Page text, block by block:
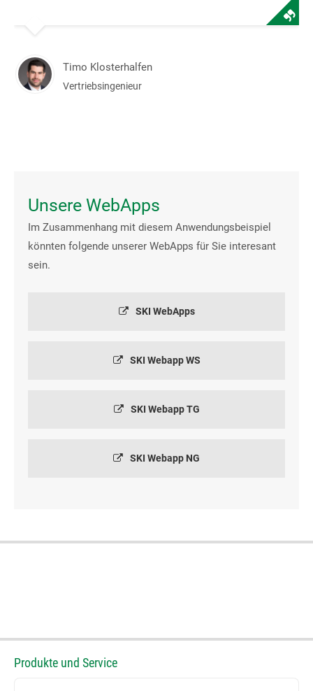
Timo Klosterhalfen
Vertriebsingenieur
Unsere WebApps
Im Zusammenhang mit diesem Anwendungsbeispiel
könnten folgende unserer WebApps für Sie interesant
sein.
SKI WebApps
SKI Webapp WS
SKI Webapp TG
SKI Webapp NG
Produkte und Service